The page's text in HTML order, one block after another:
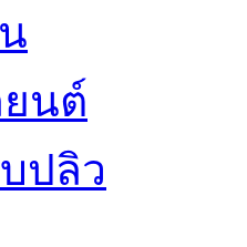
นต์
ปลิว